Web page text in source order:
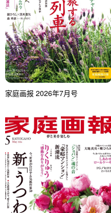
家庭画报 2026年7月号